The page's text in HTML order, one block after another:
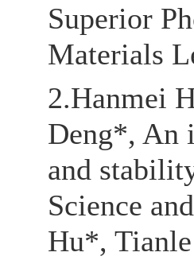
Superior
Materials
2.Hanmei
Deng*, An
and
Science
Hu*,